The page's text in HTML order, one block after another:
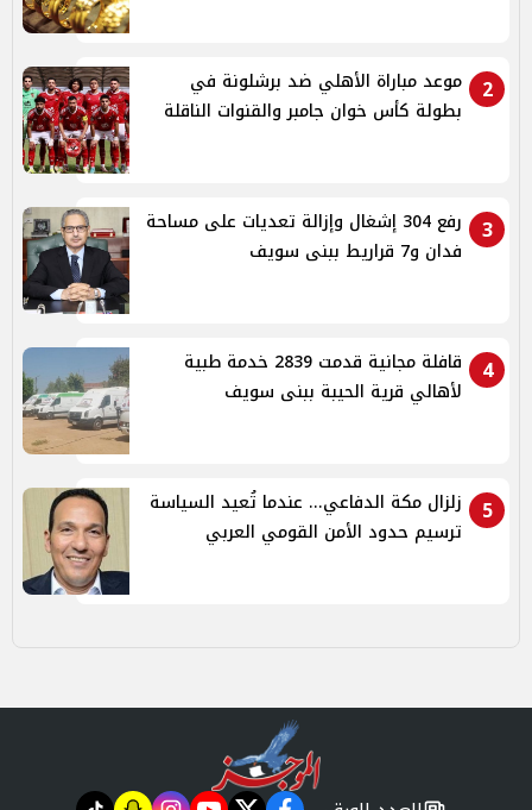
2
موعد مباراة الأهلي ضد برشلونة في
بطولة كأس خوان جامبر والقنوات الناقلة
3
رفع 304 إشغال وإزالة تعديات على مساحة
فدان و7 قراريط ببنى سويف
4
قافلة مجانية قدمت 2839 خدمة طبية
لأهالي قرية الحيبة ببنى سويف
5
زلزال مكة الدفاعي... عندما تُعيد السياسة
ترسيم حدود الأمن القومي العربي